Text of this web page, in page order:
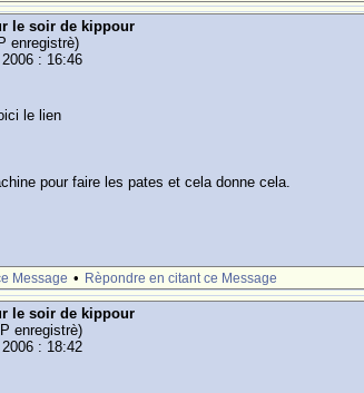
le soir de kippour
enregistrè)
: 16:46
le lien
pour faire les pates et cela donne cela.
Message • Rèpondre en citant ce Message
le soir de kippour
enregistrè)
: 18:42